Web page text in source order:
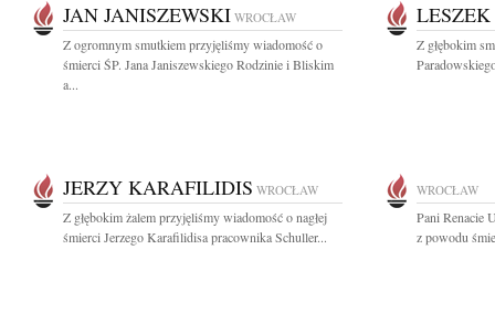
JAN JANISZEWSKI WROCŁAW
Z ogromnym smutkiem przyjęliśmy wiadomość o
śmierci ŚP. Jana Janiszewskiego Rodzinie i Bliskim
a...
Z głębokim
JERZY KARAFILIDIS WROCŁAW
Z głębokim żalem przyjęliśmy wiadomość o nagłej
śmierci Jerzego Karafilidisa pracownika Schuller...
WROCŁAW
Pani Renacie
z powodu